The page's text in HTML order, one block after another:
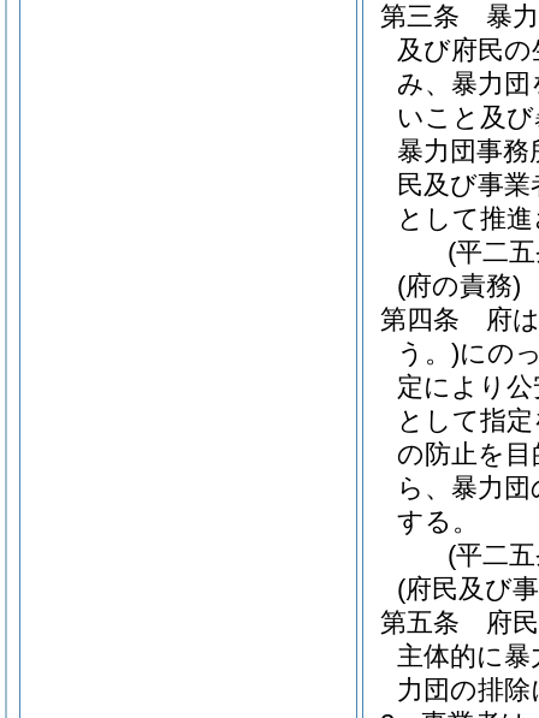
第三条
暴
及び府民
み、暴力
いこと及
暴力団事
民及び事
として推
(平二
(府の責務)
第四条
府
う。)にの
定により
として指
の防止を
ら、暴力
する。
(平二
(府民及び
第五条
府
主体的に
力団の排